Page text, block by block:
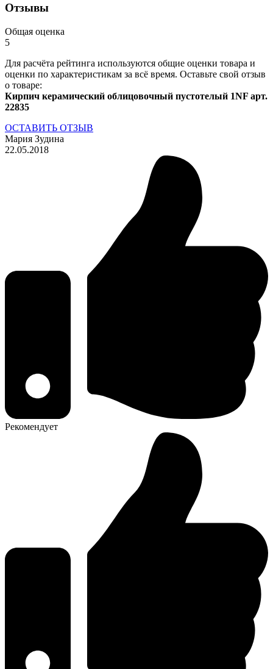
Отзывы
Общая оценка
5
Для расчёта рейтинга используются общие оценки товара и
оценки по характеристикам за всё время. Оставьте свой отзыв
о товаре:
Кирпич керамический облицовочный пустотелый 1NF арт.
22835
ОСТАВИТЬ ОТЗЫВ
Мария Зудина
22.05.2018
Рекомендует